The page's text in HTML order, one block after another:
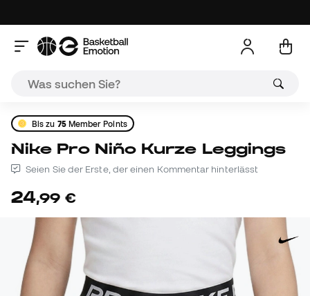
Bis zu 75Member Points
Nike Pro Niño Kurze Leggings
Seien Sie der Erste, der einen Kommentar hinterlässt
24,99 €